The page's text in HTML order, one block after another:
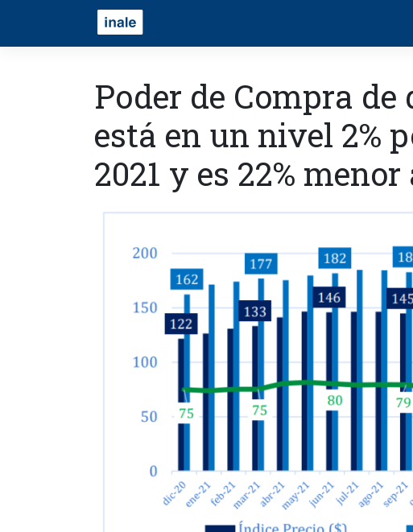
Poder de Compra
está en un nivel 2%
2021 y es 22%